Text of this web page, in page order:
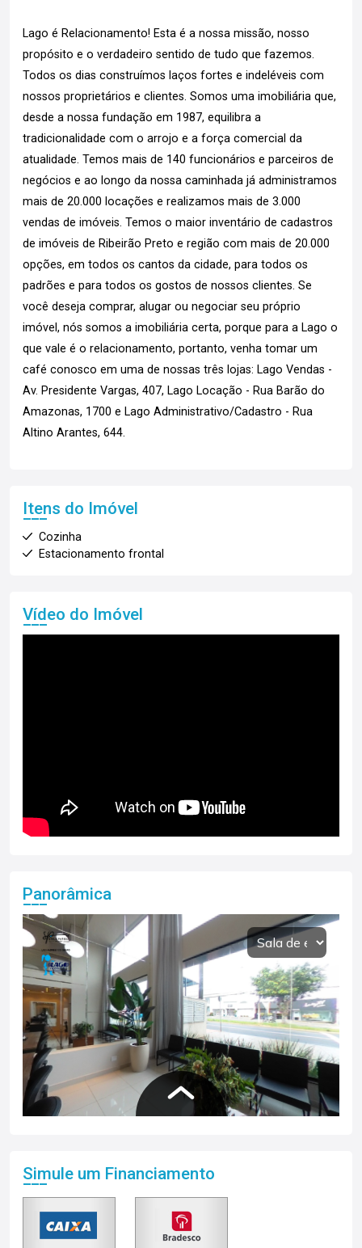
Lago é Relacionamento! Esta é a nossa missão, nosso
propósito e o verdadeiro sentido de tudo que fazemos.
Todos os dias construímos laços fortes e indeléveis com
nossos proprietários e clientes. Somos uma imobiliária que,
desde a nossa fundação em 1987, equilibra a
tradicionalidade com o arrojo e a força comercial da
atualidade. Temos mais de 140 funcionários e parceiros de
negócios e ao longo da nossa caminhada já administramos
mais de 20.000 locações e realizamos mais de 3.000
vendas de imóveis. Temos o maior inventário de cadastros
de imóveis de Ribeirão Preto e região com mais de 20.000
opções, em todos os cantos da cidade, para todos os
padrões e para todos os gostos de nossos clientes. Se
você deseja comprar, alugar ou negociar seu próprio
imóvel, nós somos a imobiliária certa, porque para a Lago o
que vale é o relacionamento, portanto, venha tomar um
café conosco em uma de nossas três lojas: Lago Vendas -
Av. Presidente Vargas, 407, Lago Locação - Rua Barão do
Amazonas, 1700 e Lago Administrativo/Cadastro - Rua
Altino Arantes, 644.
Itens do Imóvel
Cozinha
Estacionamento frontal
Vídeo do Imóvel
Panorâmica
Simule um Financiamento